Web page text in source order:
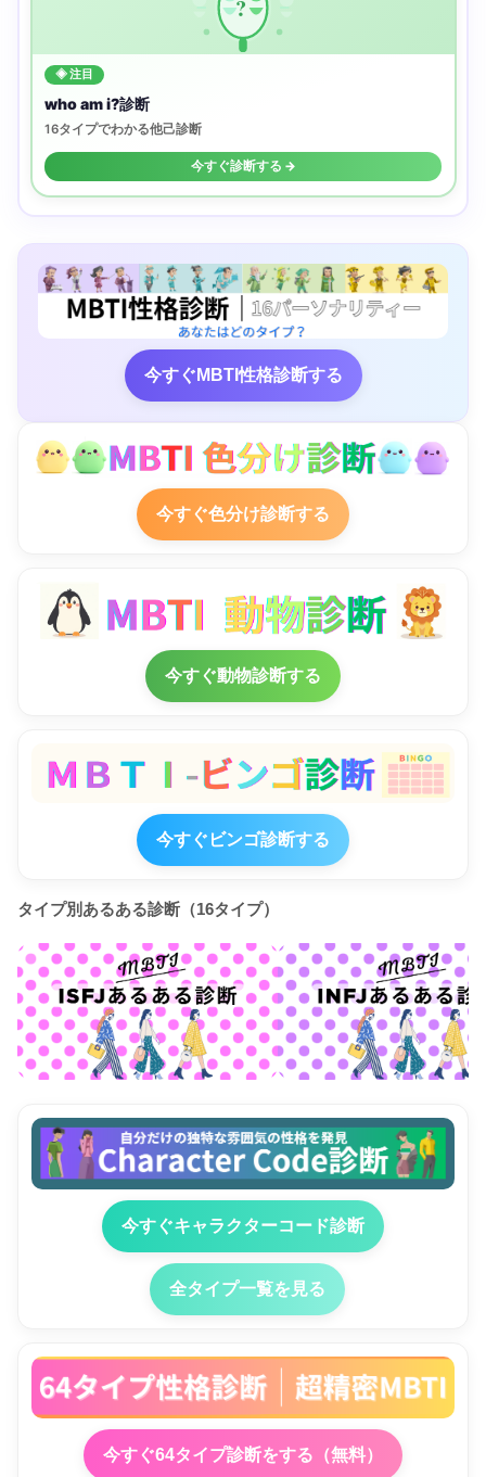
?
◈ 注目
who am i?診断
16タイプでわかる他己診断
今すぐ診断する →
今すぐMBTI性格診断する
今すぐ色分け診断する
今すぐ動物診断する
今すぐビンゴ診断する
タイプ別あるある診断（16タイプ）
今すぐキャラクターコード診断
全タイプ一覧を見る
今すぐ64タイプ診断をする（無料）